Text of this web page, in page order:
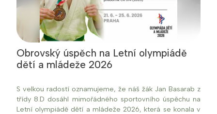
Obrovský úspěch na Letní olympiádě
dětí a mládeže 2026
S velkou radostí oznamujeme, že náš žák Jan Basarab z
třídy 8.D dosáhl mimořádného sportovního úspěchu na
Letní olympiádě dětí a mládeže 2026, která se konala v